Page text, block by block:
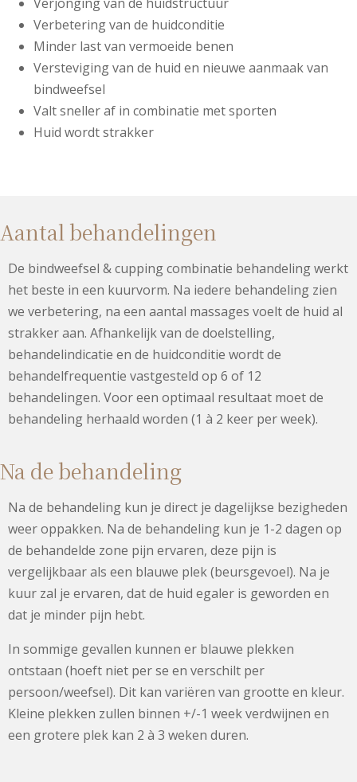
Verbetering van de huidconditie
Minder last van vermoeide benen
Versteviging van de huid en nieuwe aanmaak van
bindweefsel
Valt sneller af in combinatie met sporten
Huid wordt strakker
Aantal behandelingen
De bindweefsel & cupping combinatie behandeling werkt
het beste in een kuurvorm. Na iedere behandeling zien
we verbetering, na een aantal massages voelt de huid al
strakker aan. Afhankelijk van de doelstelling,
behandelindicatie en de huidconditie wordt de
behandelfrequentie vastgesteld op 6 of 12
behandelingen. Voor een optimaal resultaat moet de
behandeling herhaald worden (1 à 2 keer per week).
Na de behandeling
Na de behandeling kun je direct je dagelijkse bezigheden
weer oppakken. Na de behandeling kun je 1-2 dagen op
de behandelde zone pijn ervaren, deze pijn is
vergelijkbaar als een blauwe plek (beursgevoel). Na je
kuur zal je ervaren, dat de huid egaler is geworden en
dat je minder pijn hebt.
In sommige gevallen kunnen er blauwe plekken
ontstaan (hoeft niet per se en verschilt per
persoon/weefsel). Dit kan variëren van grootte en kleur.
Kleine plekken zullen binnen +/-1 week verdwijnen en
een grotere plek kan 2 à 3 weken duren.